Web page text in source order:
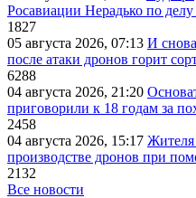
Росавиации Нерадько по
1827
05 августа 2026, 07:13 И
после атаки дронов горит
6288
04 августа 2026, 21:20
приговорили к 18 годам за
2458
04 августа 2026, 15:17 Жителя
производстве дронов при
2132
Все новости